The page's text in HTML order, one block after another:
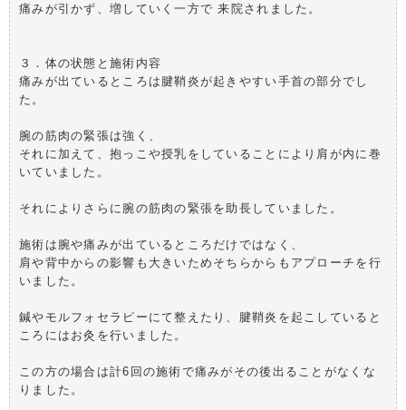
痛みが引かず、増していく一方で 来院されました。
３．体の状態と施術内容
痛みが出ているところは腱鞘炎が起きやすい手首の部分でし
た。
腕の筋肉の緊張は強く、
それに加えて、抱っこや授乳をしていることにより肩が内に巻
いていました。
それによりさらに腕の筋肉の緊張を助長していました。
施術は腕や痛みが出ているところだけではなく、
肩や背中からの影響も大きいためそちらからもアプローチを行
いました。
鍼やモルフォセラピーにて整えたり、腱鞘炎を起こしていると
ころにはお灸を行いました。
この方の場合は計6回の施術で痛みがその後出ることがなくな
りました。